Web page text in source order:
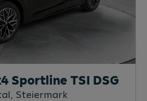
Sportline TSI DSG
, Steiermark